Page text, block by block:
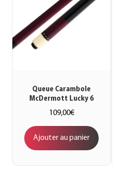
Queue Carambole
McDermott Lucky 6
109,00€
Ajouter au panier